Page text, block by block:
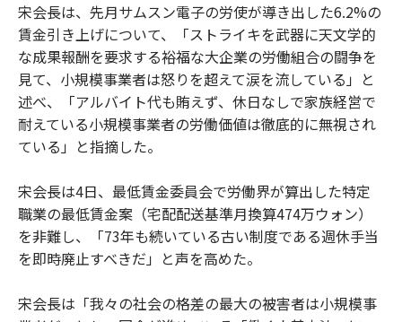
宋会長は、先月サムスン電子の労使が導き出した6.2%の
賃金引き上げについて、「ストライキを武器に天文学的
な成果報酬を要求する裕福な大企業の労働組合の闘争を
見て、小規模事業者は怒りを超えて涙を流している」と
述べ、「アルバイト代も賄えず、休日なしで家族経営で
耐えている小規模事業者の労働価値は徹底的に無視され
ている」と指摘した。
宋会長は4日、最低賃金委員会で労働界が算出した特定
職業の最低賃金案（宅配配送基準月換算474万ウォン）
を非難し、「73年も続いている古い制度である週休手当
を即時廃止すべきだ」と声を高めた。
宋会長は「我々の社会の格差の最大の被害者は小規模事